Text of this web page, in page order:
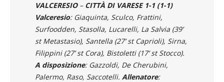
VALCERESIO– CITTÀ DI VARESE 1-1 (1-1)
Valceresio: Giaquinta, Sculco, Frattini,
Surfoodden, Stasolla, Lucarelli, La Salvia (39’
st Metastasio), Santella (27’ st Caprioli), Sirna,
Filippini (27’ st Cora), Bistoletti (17’ st Stocco).
A disposizione: Gazzoldi, De Cherubini,
Palermo, Raso, Saccotelli. Allenatore: